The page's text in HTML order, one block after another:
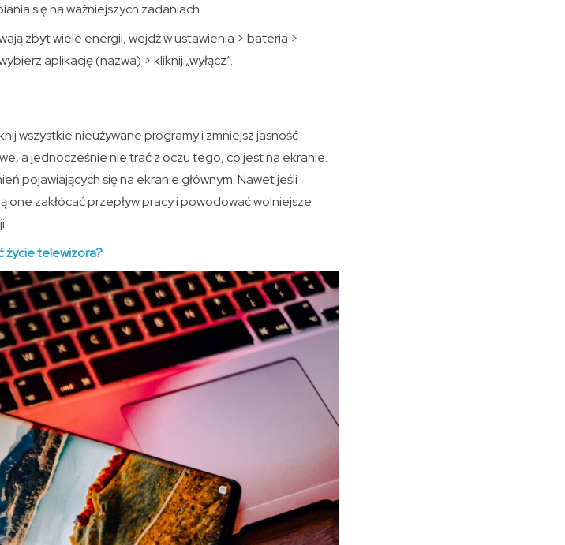
się na ważniejszych zadaniach.
zbyt wiele energii, wejdź w ustawienia > bateria >
aplikację (nazwa) > kliknij „wyłącz”.
wszystkie nieużywane programy i zmniejsz jasność
a jednocześnie nie trać z oczu tego, co jest na ekranie.
pojawiających się na ekranie głównym. Nawet jeśli
zakłócać przepływ pracy i powodować wolniejsze
życie telewizora?